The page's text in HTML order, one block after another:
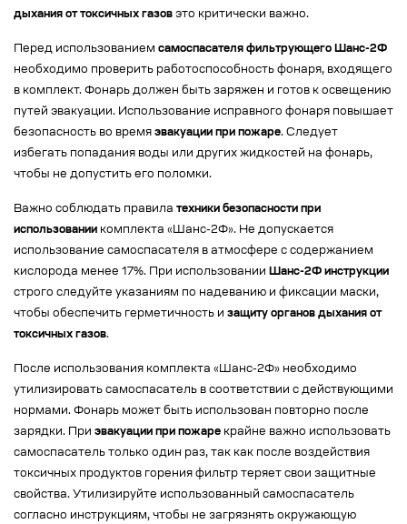
дыхания от токсичных газов это критически важно.
Перед использованием самоспасателя фильтрующего Шанс-2Ф
необходимо проверить работоспособность фонаря, входящего
в комплект. Фонарь должен быть заряжен и готов к освещению
путей эвакуации. Использование исправного фонаря повышает
безопасность во время эвакуации при пожаре. Следует
избегать попадания воды или других жидкостей на фонарь,
чтобы не допустить его поломки.
Важно соблюдать правила техники безопасности при
использовании комплекта «Шанс-2Ф». Не допускается
использование самоспасателя в атмосфере с содержанием
кислорода менее 17%. При использовании Шанс-2Ф инструкции
строго следуйте указаниям по надеванию и фиксации маски,
чтобы обеспечить герметичность и защиту органов дыхания от
токсичных газов.
После использования комплекта «Шанс-2Ф» необходимо
утилизировать самоспасатель в соответствии с действующими
нормами. Фонарь может быть использован повторно после
зарядки. При эвакуации при пожаре крайне важно использовать
самоспасатель только один раз, так как после воздействия
токсичных продуктов горения фильтр теряет свои защитные
свойства. Утилизируйте использованный самоспасатель
согласно инструкциям, чтобы не загрязнять окружающую